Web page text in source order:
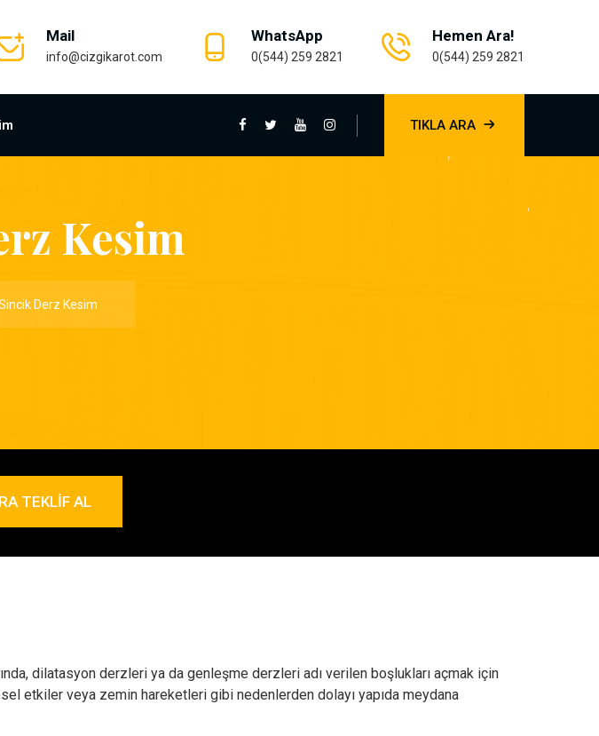
Mail
info@cizgikarot.com
WhatsApp
0(544) 259 2821
Hemen Ara!
0(544) 259 2821
TIKLA ARA
Kesim
Derz Kesim
TEKLIF AL
dilatasyon derzleri ya da genleşme derzleri adı verilen boşlukları açmak için
etkiler veya zemin hareketleri gibi nedenlerden dolayı yapıda meydana